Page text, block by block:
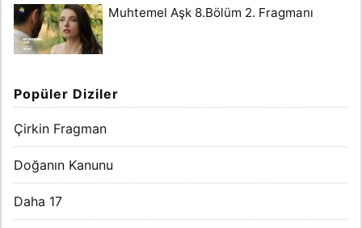
Muhtemel Aşk 8.Bölüm 2. Fragmanı
Popüler Diziler
Çirkin Fragman
Doğanın Kanunu
Daha 17